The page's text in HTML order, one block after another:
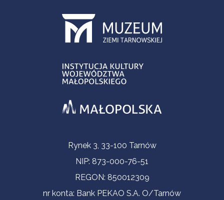
Informacje kontaktoweRynek 3, 33-100 Tarnów
NIP: 873-000-76-51
REGON: 850012309
nr konta: Bank PEKAO S.A. O/Tarnów